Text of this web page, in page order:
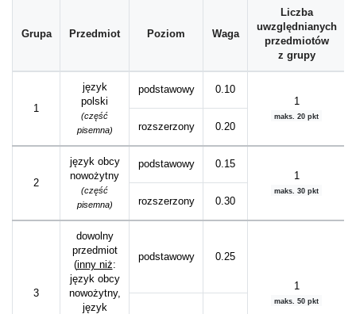
Grupa Przedmiot Poziom Waga
Liczba
uwzględnianych
przedmiotów
z grupy
1
język
polski
(część
pisemna)
podstawowy
0.10
1
maks. 20 pkt
rozszerzony 0.20
2
język obcy
nowożytny
(część
pisemna)
podstawowy
0.15
1
maks. 30 pkt
rozszerzony 0.30
3
dowolny
przedmiot
(inny niż:
język obcy
nowożytny,
język
podstawowy 0.25
1
maks. 50 pkt